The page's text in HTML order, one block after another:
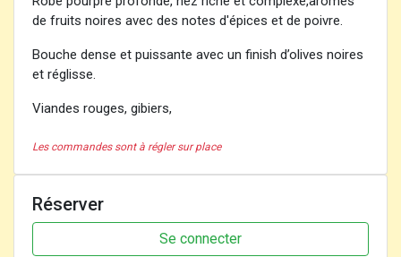
de fruits noires avec des notes d'épices et de poivre.
Bouche dense et puissante avec un finish d’olives noires
et réglisse.
Viandes rouges, gibiers,
Les commandes sont à régler sur place
Réserver
Se connecter